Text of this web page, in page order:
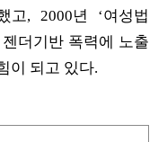
고, 2000년 ‘여성법
더기반 폭력에 노출
이 되고 있다.